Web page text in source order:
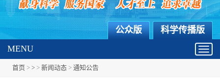
科学传播版
公众版
MENU
首页 > > > 新闻动态 > 通知公告